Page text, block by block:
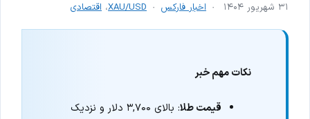
۳۱ شهریور ۱۴۰۴ اخبار فارکس XAU/USD، اقتصادی
نکات مهم خبر
قیمت طلا
: بالای ۳,۷۰۰ دلار و نزدیک